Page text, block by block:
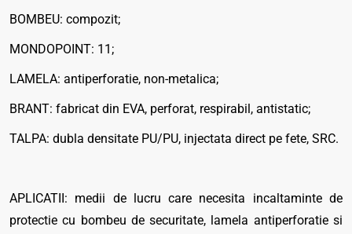
BOMBEU: compozit;
MONDOPOINT: 11;
LAMELA: antiperforatie, non-metalica;
BRANT: fabricat din EVA, perforat, respirabil, antistatic;
TALPA: dubla densitate PU/PU, injectata direct pe fete, SRC.
APLICATII: medii de lucru care necesita incaltaminte de
protectie cu bombeu de securitate, lamela antiperforatie si